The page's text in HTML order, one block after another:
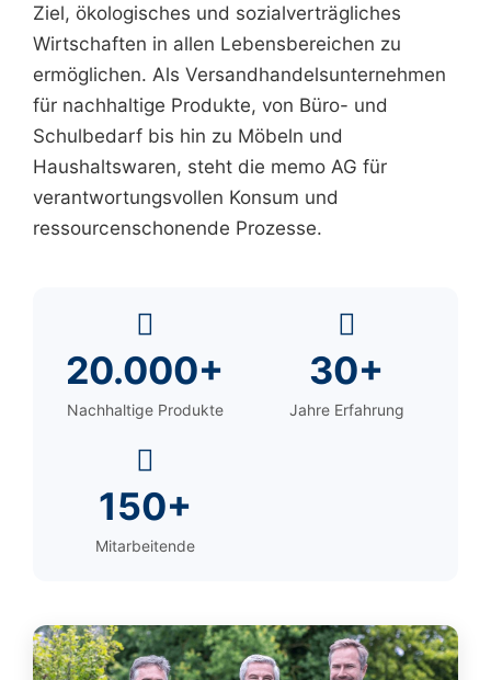
Ziel, ökologisches und sozialverträgliches
Wirtschaften in allen Lebensbereichen zu
ermöglichen. Als Versandhandelsunternehmen
für nachhaltige Produkte, von Büro- und
Schulbedarf bis hin zu Möbeln und
Haushaltswaren, steht die memo AG für
verantwortungsvollen Konsum und
ressourcenschonende Prozesse.
20.000+
Nachhaltige Produkte
30+
Jahre Erfahrung
150+
Mitarbeitende